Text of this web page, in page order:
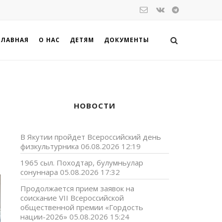
О НАС ДЕТЯМ ДОКУМЕНТЫ
НОВОСТИ
В Якутии пройдет Всероссийский день
физкультурника 06.08.2026 12:19
1965 сыл. Походтар, булумньулар
сонуннара 05.08.2026 17:32
Продолжается прием заявок на
соискание VII Всероссийской
общественной премии «Гордость
нации-2026» 05.08.2026 15:24